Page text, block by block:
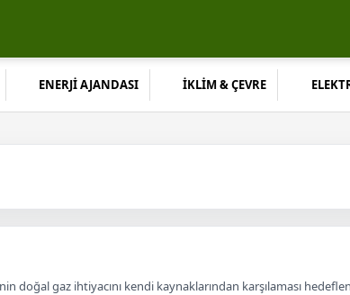
ENERJİ AJANDASI İKLİM & ÇEVRE
doğal gaz ihtiyacını kendi kaynaklarından karşılaması